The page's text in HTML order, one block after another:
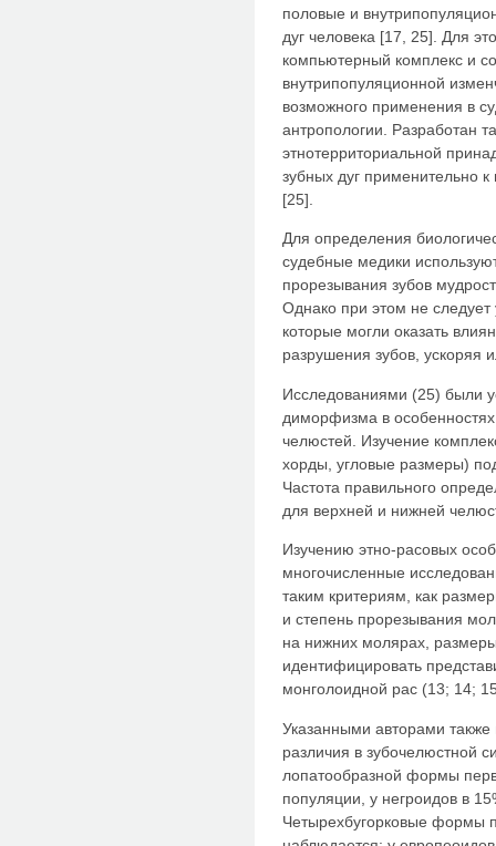
половые и
дуг человека [17, 25]. Для
компьютерный комплекс и
внутрипопуляционной
возможного применения в
антропологии. Разработан
этнотерриториальной
зубных дуг применительно
[25].
Для определения
судебные медики
прорезывания зубов
Однако при этом не следует
которые могли оказать
разрушения зубов, ускоряя
Исследованиями (25) были
диморфизма в
челюстей. Изучение
хорды, угловые размеры)
Частота правильного
для верхней и нижней
Изучению этно-расовых
многочисленные
таким критериям, как
и степень прорезывания
на нижних молярах,
идентифицировать
монголоидной рас (13; 14;
Указанными авторами
различия в зубочелюстной
лопатообразной формы
популяции, у негроидов в
Четырехбугорковые формы